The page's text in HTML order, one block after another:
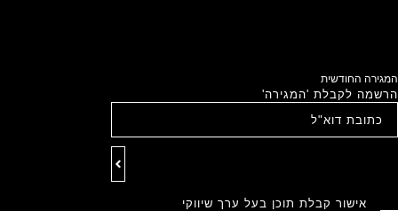
המגירה החודשית
הרשמה לקבלת 'המגירה'
אישור קבלת תוכן בעל ערך שיווקי